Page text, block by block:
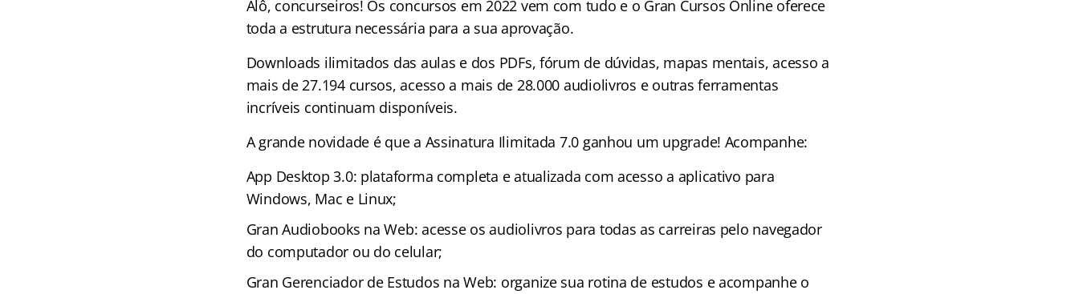
Alô, concurseiros! Os concursos em 2022 vem com tudo e o Gran Cursos Online oferece
toda a estrutura necessária para a sua aprovação.
Downloads ilimitados das aulas e dos PDFs, fórum de dúvidas, mapas mentais, acesso a
mais de 27.194 cursos, acesso a mais de 28.000 audiolivros e outras ferramentas
incríveis continuam disponíveis.
A grande novidade é que a Assinatura Ilimitada 7.0 ganhou um upgrade! Acompanhe:
App Desktop 3.0: plataforma completa e atualizada com acesso a aplicativo para
Windows, Mac e Linux;
Gran Audiobooks na Web: acesse os audiolivros para todas as carreiras pelo navegador
do computador ou do celular;
Gran Gerenciador de Estudos na Web: organize sua rotina de estudos e acompanhe o